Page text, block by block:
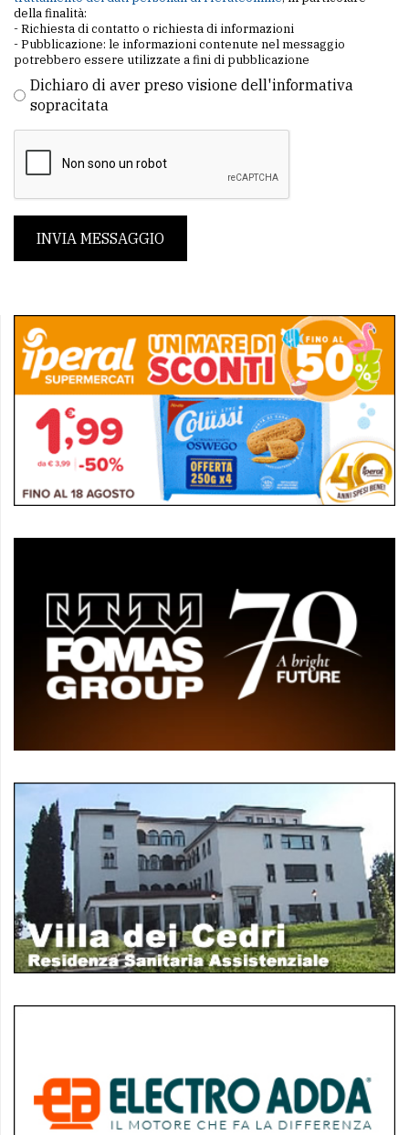
della finalità:
- Richiesta di contatto o richiesta di informazioni
- Pubblicazione: le informazioni contenute nel messaggio
potrebbero essere utilizzate a fini di pubblicazione
Dichiaro di aver preso visione dell'informativa
sopracitata
INVIA MESSAGGIO